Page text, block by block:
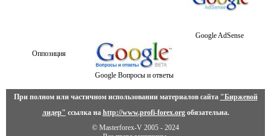
Google AdSense
Оппозиция
Google Вопросы и ответы
При полном или частичном использовании материалов сайта "Биржевой
лидер" ссылка на http://www.profi-forex.orgобязательна.
© Masterforex-V 2005 - 2024